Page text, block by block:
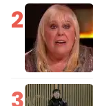
2